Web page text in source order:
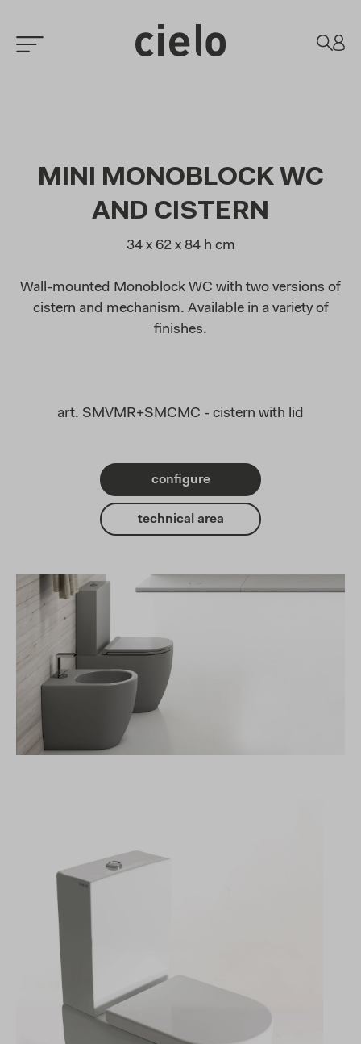
MINI MONOBLOCK WC
AND CISTERN
34 x 62 x 84 h cm
Wall-mounted Monoblock WC with two versions of
cistern and mechanism. Available in a variety of
finishes.
art. SMVMR+SMCMC - cistern with lid
configure
technical area